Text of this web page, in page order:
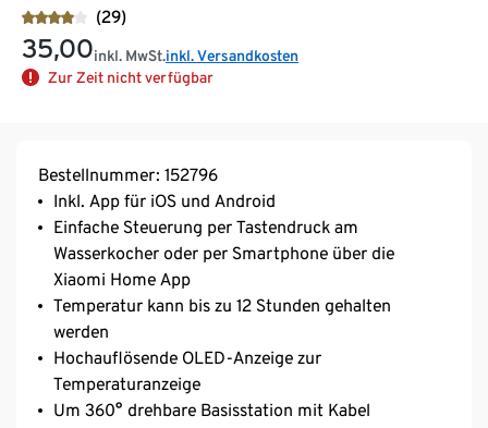
(29)
35,00inkl. MwSt.inkl. Versandkosten
Zur Zeit nicht verfügbar
Bestellnummer: 152796
Inkl. App für iOS und Android
Einfache Steuerung per Tastendruck am
Wasserkocher oder per Smartphone über die
Xiaomi Home App
Temperatur kann bis zu 12 Stunden gehalten
werden
Hochauflösende OLED-Anzeige zur
Temperaturanzeige
Um 360° drehbare Basisstation mit Kabel